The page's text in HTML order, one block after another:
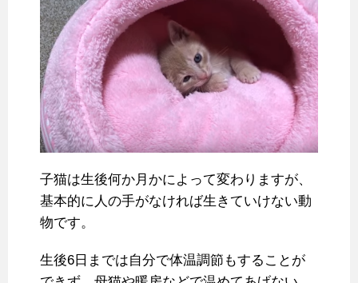
子猫は生後何か月かによって変わりますが、
基本的に人の手がなければ生きていけない動
物です。
生後6日までは自分で体温調節もすることが